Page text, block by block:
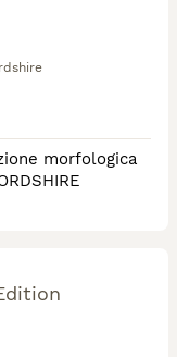
morfologica